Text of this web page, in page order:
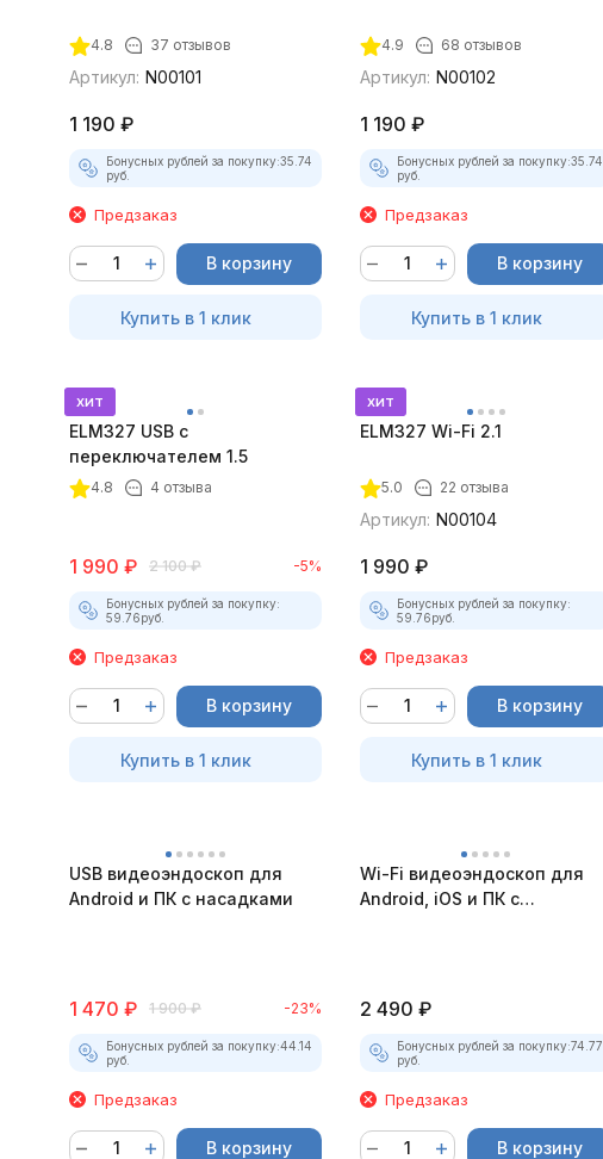
4.8 37 отзывов
Артикул: N00101
1 190 ₽
Бонусных рублей за покупку:35.74
руб.
Предзаказ
В корзину
Купить в 1 клик
4.9 68 отзывов
Артикул: N00102
1 190 ₽
Бонусных рублей за покупку:35.74
руб.
Предзаказ
В корзину
Купить в 1 клик
хит
ELM327 USB с
переключателем 1.5
4.8 4 отзыва
1 990 ₽ 2 100 ₽ -5%
Бонусных рублей за покупку:
59.76руб.
Предзаказ
В корзину
Купить в 1 клик
хит
ELM327 Wi-Fi 2.1
5.0 22 отзыва
Артикул: N00104
1 990 ₽
Бонусных рублей за покупку:
59.76руб.
Предзаказ
В корзину
Купить в 1 клик
USB видеоэндоскоп для
Android и ПК с насадками
1 470 ₽ 1 900 ₽ -23%
Бонусных рублей за покупку:44.14
руб.
Предзаказ
В корзину
Wi-Fi видеоэндоскоп для
Android, iOS и ПК с
2 490 ₽
Бонусных рублей за покупку:74.77
руб.
Предзаказ
В корзину